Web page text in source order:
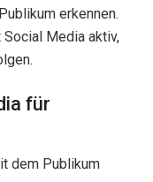
erkennen.
Media aktiv,
für
dem Publikum